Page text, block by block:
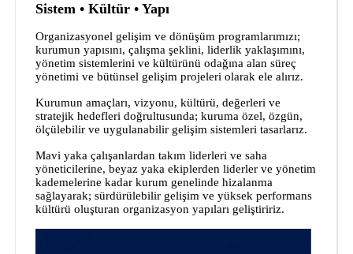
Sistem • Kültür • Yapı
Organizasyonel gelişim ve dönüşüm programlarımızı;
kurumun yapısını, çalışma şeklini, liderlik yaklaşımını,
yönetim sistemlerini ve kültürünü odağına alan süreç
yönetimi ve bütünsel gelişim projeleri olarak ele alırız.
Kurumun amaçları, vizyonu, kültürü, değerleri ve
stratejik hedefleri doğrultusunda; kuruma özel, özgün,
ölçülebilir ve uygulanabilir gelişim sistemleri tasarlarız.
Mavi yaka çalışanlardan takım liderleri ve saha
yöneticilerine, beyaz yaka ekiplerden liderler ve yönetim
kademelerine kadar kurum genelinde hizalanma
sağlayarak; sürdürülebilir gelişim ve yüksek performans
kültürü oluşturan organizasyon yapıları geliştiririz.